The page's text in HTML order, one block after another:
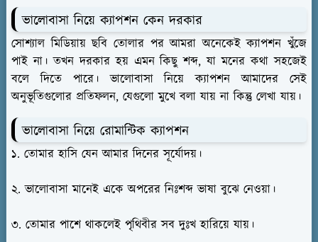
ভালোবাসা নিয়ে ক্যাপশন কেন দরকার
সোশ্যাল মিডিয়ায় ছবি তোলার পর আমরা অনেকেই ক্যাপশন খুঁজে
পাই না। তখন দরকার হয় এমন কিছু শব্দ, যা মনের কথা সহজেই
বলে দিতে পারে। ভালোবাসা নিয়ে ক্যাপশন আমাদের সেই
অনুভূতিগুলোর প্রতিফলন, যেগুলো মুখে বলা যায় না কিন্তু লেখা যায়।
ভালোবাসা নিয়ে রোমান্টিক ক্যাপশন
১. তোমার হাসি যেন আমার দিনের সূর্যোদয়।
২. ভালোবাসা মানেই একে অপরের নিঃশব্দ ভাষা বুঝে নেওয়া।
৩. তোমার পাশে থাকলেই পৃথিবীর সব দুঃখ হারিয়ে যায়।